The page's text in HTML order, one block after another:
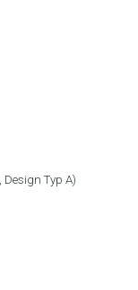
Typ A)